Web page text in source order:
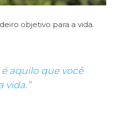
objetivo para a vida.
aquilo que você
vida.”